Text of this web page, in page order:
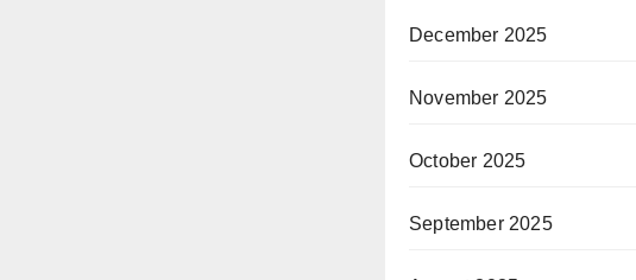
December 2025
November 2025
October 2025
September 2025